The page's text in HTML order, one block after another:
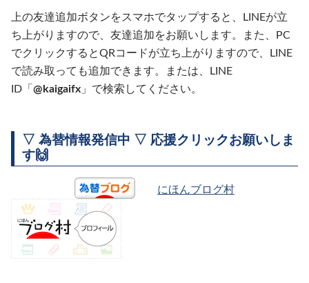
上の友達追加ボタンをスマホでタップすると、LINEが立
ち上がりますので、友達追加をお願いします。また、PC
でクリックするとQRコードが立ち上がりますので、LINE
で読み取っても追加できます。または、LINE
ID「 @kaigaifx 」で検索してください。
▽ 為替情報発信中 ▽ 応援クリックお願いしま
す🙌
にほんブログ村